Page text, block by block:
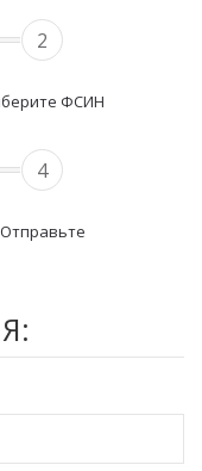
2
ФСИН
4
Отправьте